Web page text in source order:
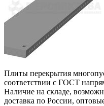
Плиты перекрытия
соответствии с ГОСТ
Наличие на складе,
доставка по России,